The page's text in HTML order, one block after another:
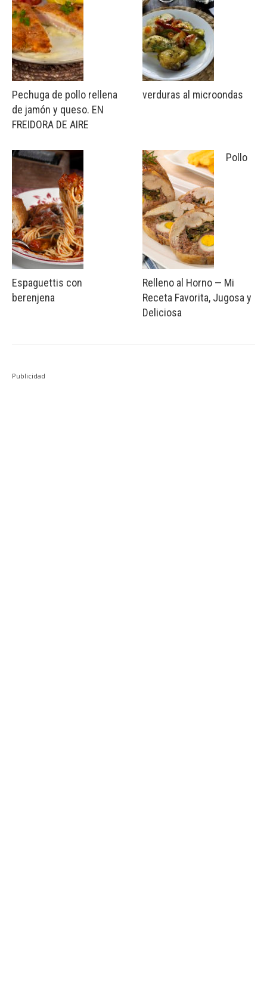
Pechuga de pollo rellena
de jamón y queso. EN
FREIDORA DE AIRE
Espaguettis con
berenjena
verduras al microondas
Pollo
Relleno al Horno — Mi
Receta Favorita, Jugosa y
Deliciosa
Publicidad